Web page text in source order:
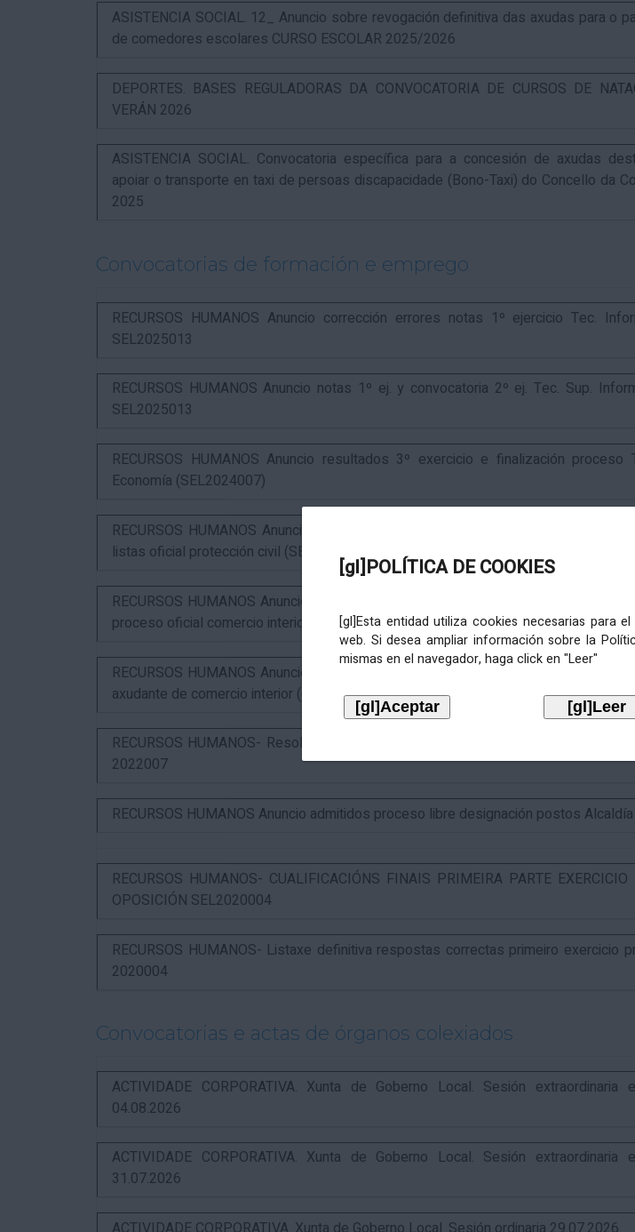
[gl]POLÍTICA DE COOKIES
[gl]Esta entidad utiliza cookies necesarias para
web. Si desea ampliar información sobre la
mismas en el navegador, haga click en "Leer"
ASISTENCIA SOCIAL. 12_ Anuncio sobre revogación definitiva das axudas para o
de comedores escolares CURSO ESCOLAR 2025/2026
DEPORTES. BASES REGULADORAS DA CONVOCATORIA DE CURSOS DE
VERÁN 2026
ASISTENCIA SOCIAL. Convocatoria específica para a concesión de axudas
apoiar o transporte en taxi de persoas discapacidade (Bono-Taxi) do Concello da
2025
Convocatorias de formación e emprego
RECURSOS HUMANOS Anuncio corrección errores notas 1º ejercicio Tec.
SEL2025013
RECURSOS HUMANOS Anuncio notas 1º ej. y convocatoria 2º ej. Tec. Sup.
SEL2025013
RECURSOS HUMANOS Anuncio resultados 3º exercicio e finalización proceso
Economía (SEL2024007)
RECURSOS HUMANOS Anuncio resultados 1º exercicio e anuncio final proceso
listas oficial protección civil (SEL2026016)
RECURSOS HUMANOS Anuncio resultados 2º exercicio e puntuación provisional de
proceso oficial comercio interior (SEL2023015
RECURSOS HUMANOS Anuncio puntuación definitiva concurso e anuncio final do
axudante de comercio interior (estabilización)
RECURSOS HUMANOS- Resolución das alegacións ao segundo exercicio proceso
2022007
RECURSOS HUMANOS Anuncio admitidos proceso libre designación postos Alcaldía
RECURSOS HUMANOS- CUALIFICACIÓNS FINAIS PRIMEIRA PARTE EXERCICIO
OPOSICIÓN SEL2020004
RECURSOS HUMANOS- Listaxe definitiva respostas correctas primeiro exercicio
2020004
Convocatorias e actas de órganos colexiados
ACTIVIDADE CORPORATIVA. Xunta de Goberno Local. Sesión extraordinaria
04.08.2026
ACTIVIDADE CORPORATIVA. Xunta de Goberno Local. Sesión extraordinaria
31.07.2026